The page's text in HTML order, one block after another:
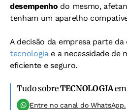
desempenho do mesmo,
tenham um aparelho
A decisão da empresa parte
tecnologia e a necessidade de
eficiente e seguro.
Tudo sobreTECNOLOGIAem
Entre no canal do WhatsApp.